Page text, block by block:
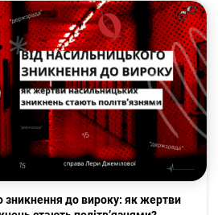
зникнення до вироку: як жертви